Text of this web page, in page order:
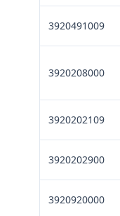
3920491009
3920208000
3920202109
3920202900
3920920000